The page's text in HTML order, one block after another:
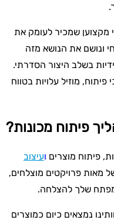
מקצוען שמכיר לעומק את
ונושם את הנושא מזה
בשלב היצור הסדרתי.
פיתוח, מוזיל עלויות בטווח
פיתוח מכונות?
פיתוח מוצרים ועיצוב
מאות פרויקטים מוצלחים,
שלך להצלחה.
נמצאים כיום כמוצרים